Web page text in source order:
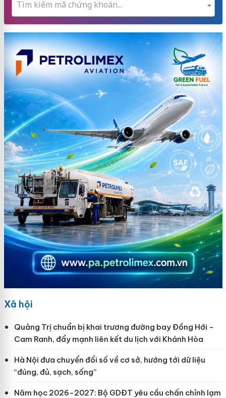
Tìm kiếm mã chứng khoán...
Xã hội
Quảng Trị chuẩn bị khai trương đường bay Đồng Hới -
Cam Ranh, đẩy mạnh liên kết du lịch với Khánh Hòa
Hà Nội đưa chuyển đổi số về cơ sở, hướng tới dữ liệu
“đúng, đủ, sạch, sống”
Năm học 2026-2027: Bộ GDĐT yêu cầu chấn chỉnh lạm